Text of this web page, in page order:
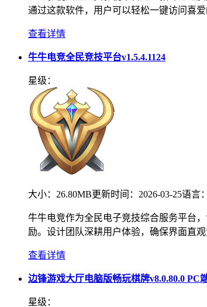
通过这款软件，用户可以轻松一键访问喜
查看详情
牛牛电竞全民竞技平台v1.5.4.1124
星级：
大小： 26.80MB更新时间： 2026-03-25语言：
牛牛电竞作为全民电子竞技综合服务平台
励。设计团队深耕用户体验，确保界面直
查看详情
边锋游戏大厅电脑版畅玩棋牌v8.0.80.0 PC
星级：